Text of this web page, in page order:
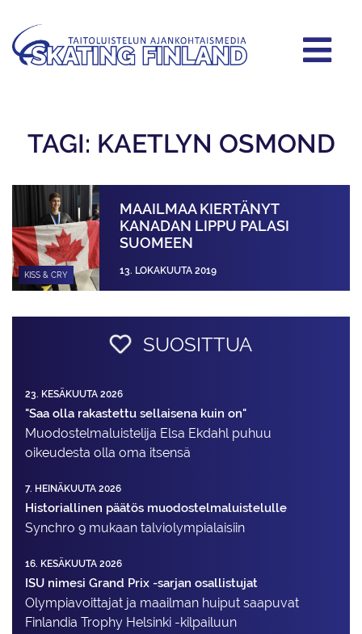
TAGI: KAETLYN OSMOND
KISS & CRY
MAAILMAA KIERTÄNYT
KANADAN LIPPU PALASI
SUOMEEN
13. LOKAKUUTA 2019
SUOSITTUA
23. KESÄKUUTA 2026
"Saa olla rakastettu sellaisena kuin on"
Muodostelma­luistelija Elsa Ekdahl puhuu
oikeudesta olla oma itsensä
7. HEINÄKUUTA 2026
Historiallinen päätös muodostelmaluistelulle
Synchro 9 mukaan talviolympialaisiin
16. KESÄKUUTA 2026
ISU nimesi Grand Prix -sarjan osallistujat
Olympiavoittajat ja maailman huiput saapuvat
Finlandia Trophy Helsinki -kilpailuun